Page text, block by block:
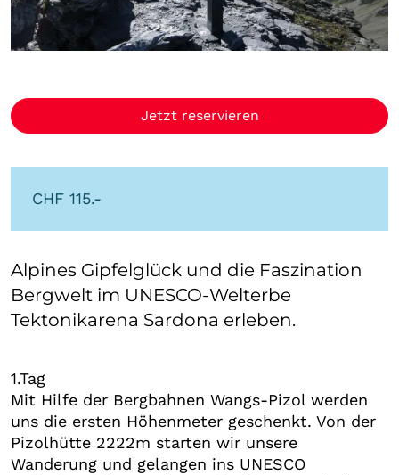
Jetzt reservieren
CHF 115.-
Alpines Gipfelglück und die Faszination
Bergwelt im UNESCO-Welterbe
Tektonikarena Sardona erleben.
1.Tag
Mit Hilfe der Bergbahnen Wangs-Pizol werden
uns die ersten Höhenmeter geschenkt. Von der
Pizolhütte 2222m starten wir unsere
Wanderung und gelangen ins UNESCO